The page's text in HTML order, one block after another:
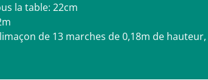
la table: 22cm
de 13 marches de 0,18m de